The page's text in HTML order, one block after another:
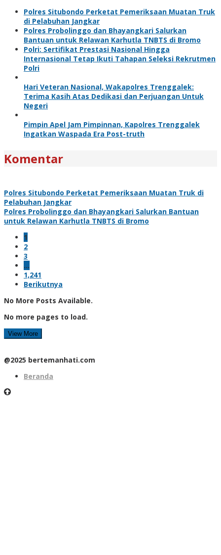
Polres Situbondo Perketat Pemeriksaan Muatan Truk
di Pelabuhan Jangkar
Polres Probolinggo dan Bhayangkari Salurkan
Bantuan untuk Relawan Karhutla TNBTS di Bromo
Polri: Sertifikat Prestasi Nasional Hingga
Internasional Tetap Ikuti Tahapan Seleksi Rekrutmen
Polri
Hari Veteran Nasional, Wakapolres Trenggalek:
Terima Kasih Atas Dedikasi dan Perjuangan Untuk
Negeri
Pimpin Apel Jam Pimpinnan, Kapolres Trenggalek
Ingatkan Waspada Era Post-truth
Komentar
Polres Situbondo Perketat Pemeriksaan Muatan Truk di
Pelabuhan Jangkar
Polres Probolinggo dan Bhayangkari Salurkan Bantuan
untuk Relawan Karhutla TNBTS di Bromo
1
2
3
…
1,241
Berikutnya
No More Posts Available.
No more pages to load.
View More
@2025 bertemanhati.com
Beranda